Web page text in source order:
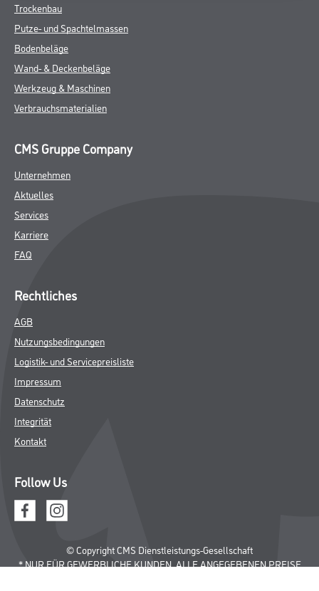
Trockenbau
Putze- und Spachtelmassen
Bodenbeläge
Wand- & Deckenbeläge
Werkzeug & Maschinen
Verbrauchsmaterialien
CMS Gruppe Company
Unternehmen
Aktuelles
Services
Karriere
FAQ
Rechtliches
AGB
Nutzungsbedingungen
Logistik- und Servicepreisliste
Impressum
Datenschutz
Integrität
Kontakt
Follow Us
© Copyright CMS Dienstleistungs-Gesellschaft
* NUR FÜR GEWERBLICHE KUNDEN. ALLE ANGEGEBENEN PREISE